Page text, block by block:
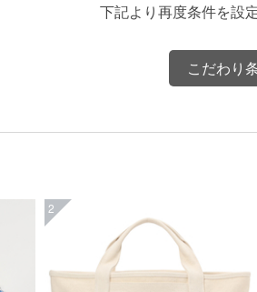
下記より再度条件を設
こだわり
2